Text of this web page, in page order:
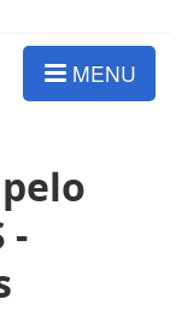
MENU
-